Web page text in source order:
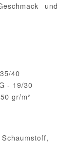
und
40
- 19/30
gr/m²